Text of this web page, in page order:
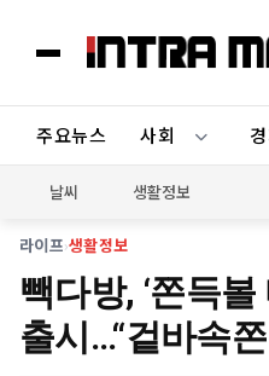
주요뉴스 사회
날씨 생활정보
라이프›생활정보
빽다방, ‘쫀득볼
출시…“겉바속